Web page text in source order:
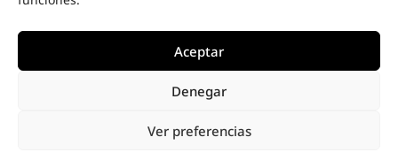
Aceptar
Denegar
Ver preferencias